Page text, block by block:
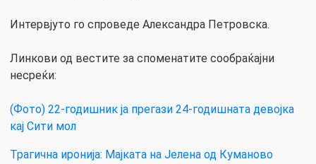
Интервјуто го спроведе Александра Петровска.
Линкови од вестите за споменатите сообраќајни
несреќи:
(Фото) 22-годишник ја пpeгази 24-годишната девојка
кај Сити мол
Трагична иронија: Мајката на Јелена од Куманово